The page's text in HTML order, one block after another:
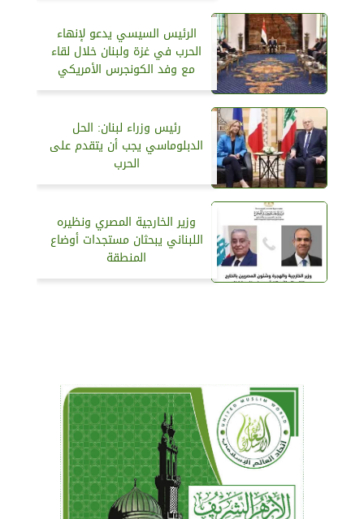
الرئيس السيسي يدعو لإنهاء
الحرب في غزة ولبنان خلال لقاء
مع وفد الكونجرس الأمريكي
رئيس وزراء لبنان: الحل
الدبلوماسي يجب أن يتقدم على
الحرب
وزير الخارجية المصري ونظيره
اللبناني يبحثان مستجدات أوضاع
المنطقة